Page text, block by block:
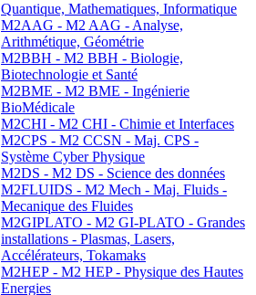
Quantique, Mathematiques, Informatique
M2AAG - M2 AAG - Analyse,
Arithmétique, Géométrie
M2BBH - M2 BBH - Biologie,
Biotechnologie et Santé
M2BME - M2 BME - Ingénierie
BioMédicale
M2CHI - M2 CHI - Chimie et Interfaces
M2CPS - M2 CCSN - Maj. CPS -
Système Cyber Physique
M2DS - M2 DS - Science des données
M2FLUIDS - M2 Mech - Maj. Fluids -
Mecanique des Fluides
M2GIPLATO - M2 GI-PLATO - Grandes
installations - Plasmas, Lasers,
Accélérateurs, Tokamaks
M2HEP - M2 HEP - Physique des Hautes
Energies